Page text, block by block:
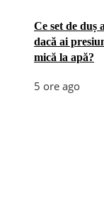
Ce set de duș
dacă ai
mică la apă?
5 ore ago